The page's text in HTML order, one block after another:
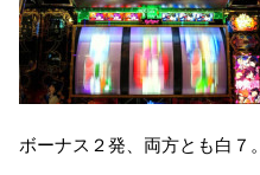
ボーナス２発、両方とも白７。